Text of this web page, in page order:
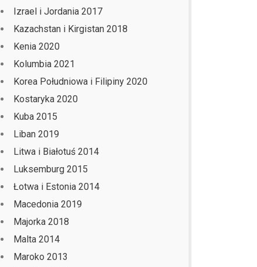
Izrael i Jordania 2017
Kazachstan i Kirgistan 2018
Kenia 2020
Kolumbia 2021
Korea Południowa i Filipiny 2020
Kostaryka 2020
Kuba 2015
Liban 2019
Litwa i Białotuś 2014
Luksemburg 2015
Łotwa i Estonia 2014
Macedonia 2019
Majorka 2018
Malta 2014
Maroko 2013